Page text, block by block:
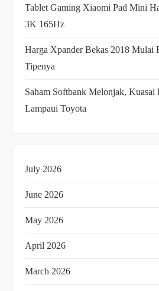
Tablet Gaming Xiaomi Pad Mini
3K 165Hz
Harga Xpander Bekas 2018 Mulai
Tipenya
Saham Softbank Melonjak, Kuasai
Lampaui Toyota
July 2026
June 2026
May 2026
April 2026
March 2026